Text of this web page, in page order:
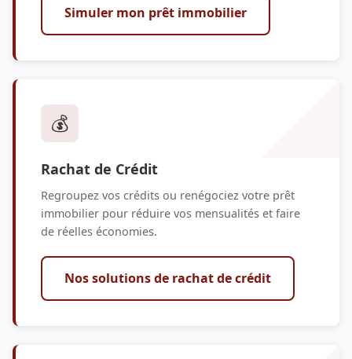
Simuler mon prêt immobilier
💰
Rachat de Crédit
Regroupez vos crédits ou renégociez votre prêt
immobilier pour réduire vos mensualités et faire
de réelles économies.
Nos solutions de rachat de crédit